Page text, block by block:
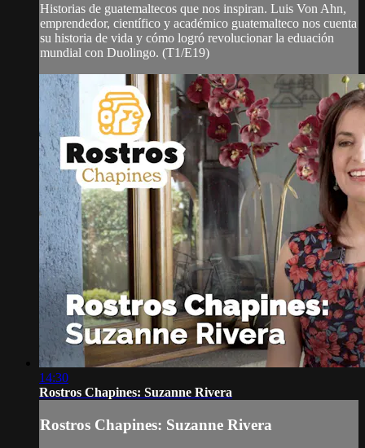
Historias de guatemaltecos que nos inspiran. Luis Von Ahn,
emprendedor, científico y académico guatemalteco nos cuenta
su historia de vida y cómo logró revolucionar la eduación
mundial con Duolingo. (T1/E19)
14:30
Rostros Chapines: Suzanne Rivera
Rostros Chapines: Suzanne Rivera